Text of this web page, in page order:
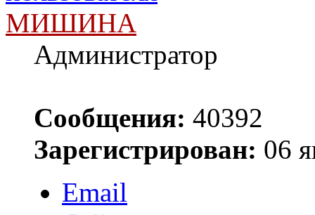
МИШИНА
Администратор
Сообщения: 40392
Зарегистрирован: 06
Email